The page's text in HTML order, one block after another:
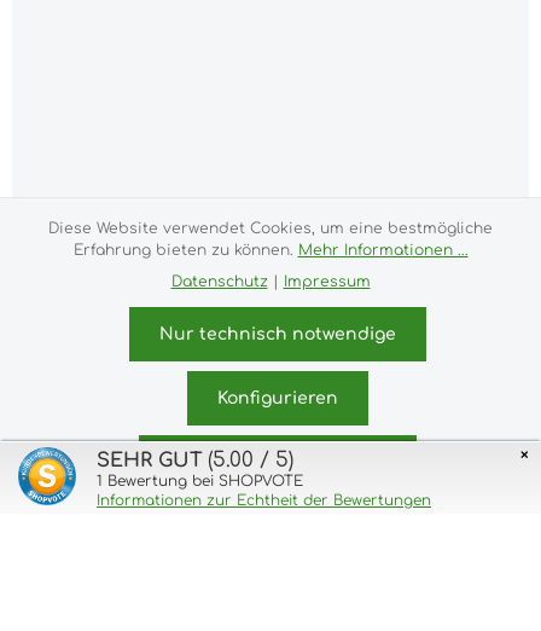
Alle Preise inkl. gesetzl. Mehrwertsteuer zzgl.
Versandkostenund ggf. Nachnahmegebühren, wenn
© 2026 purux.de - with
ImpressumVersand- und Zahlungsbedingungen
Datenschutz & Cookies Bildnachweis
Kundeninformationen
Diese Website verwendet Cookies, um eine bestmögliche
Erfahrung bieten zu können. Mehr Informationen ...
Datenschutz
Impressum
Nur technisch notwendige
Konfigurieren
Alle Cookies akzeptieren ×
SEHR GUT (5.00 / 5)
1 Bewertung bei SHOPVOTE
Informationen zur Echtheit der Bewertungen